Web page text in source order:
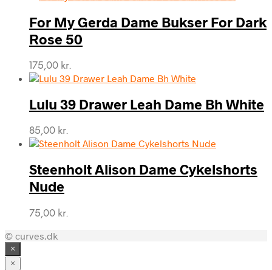
var:
150,00 kr..
er:
75,00 kr..
For My Gerda Dame Bukser For Dark
Rose 50
175,00 kr.
Lulu 39 Drawer Leah Dame Bh White
85,00 kr.
Steenholt Alison Dame Cykelshorts
Nude
75,00 kr.
© curves.dk
×
×